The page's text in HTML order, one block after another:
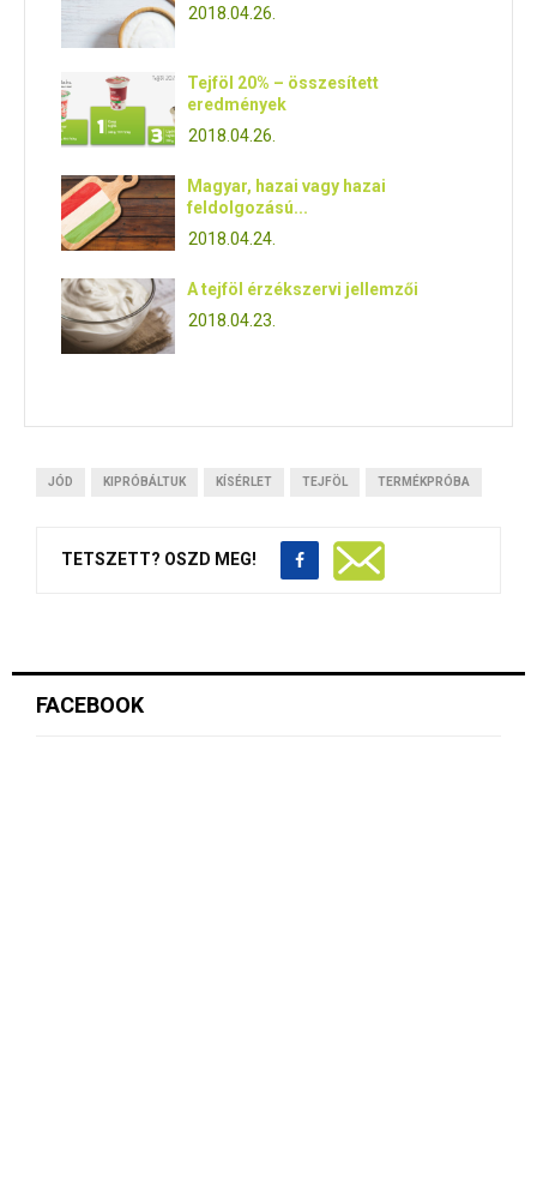
2018.04.26.
Tejföl 20% – összesített
eredmények
2018.04.26.
Magyar, hazai vagy hazai
feldolgozású...
2018.04.24.
A tejföl érzékszervi jellemzői
2018.04.23.
JÓD KIPRÓBÁLTUK KÍSÉRLET TEJFÖL TERMÉKPRÓBA
TETSZETT? OSZD MEG!
FACEBOOK